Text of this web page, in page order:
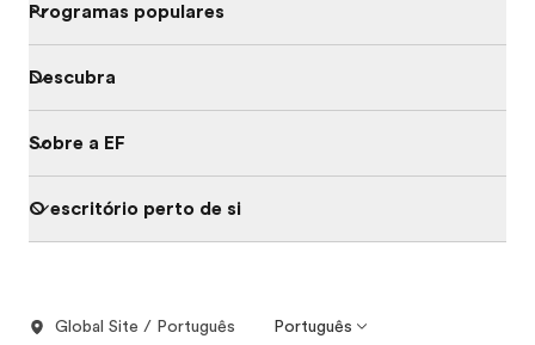
Programas populares
Descubra
Sobre a EF
O escritório perto de si
Global Site / Português Português